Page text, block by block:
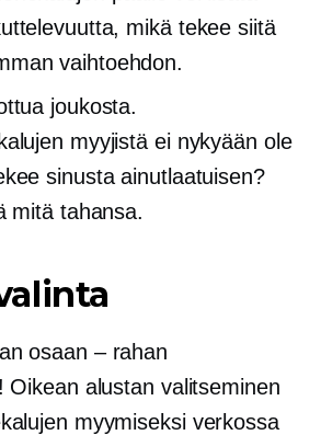
mikä tekee siitä
vaihtoehdon.
joukosta.
myyjistä ei nykyään ole
sinusta ainutlaatuisen?
mitä tahansa.
osaan – rahan
Oikean alustan valitseminen
myymiseksi verkossa